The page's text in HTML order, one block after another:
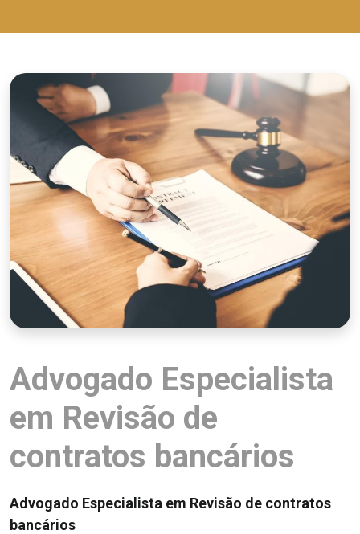
Advogado Especialista
em Revisão de
contratos bancários
Advogado Especialista em Revisão de contratos
bancários